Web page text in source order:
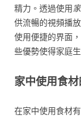
精力。透過使用
供流暢的視頻播
使用便捷的界面
些優勢使得家庭
家中使用食
在家中使用食材